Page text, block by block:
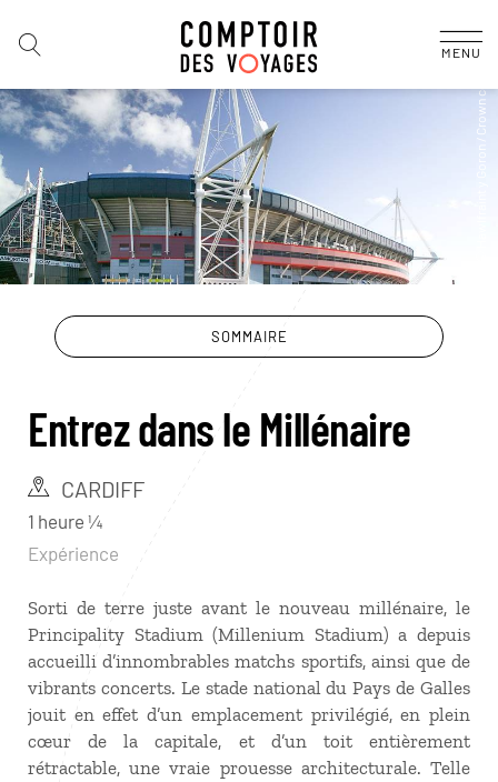
MENU
SOMMAIRE
Entrez dans le Millénaire
CARDIFF
1 heure ¼
Expérience
Sorti de terre juste avant le nouveau millénaire, le
Principality Stadium (Millenium Stadium) a depuis
accueilli d’innombrables matchs sportifs, ainsi que de
vibrants concerts. Le stade national du Pays de Galles
jouit en effet d’un emplacement privilégié, en plein
cœur de la capitale, et d’un toit entièrement
rétractable, une vraie prouesse architecturale. Telle